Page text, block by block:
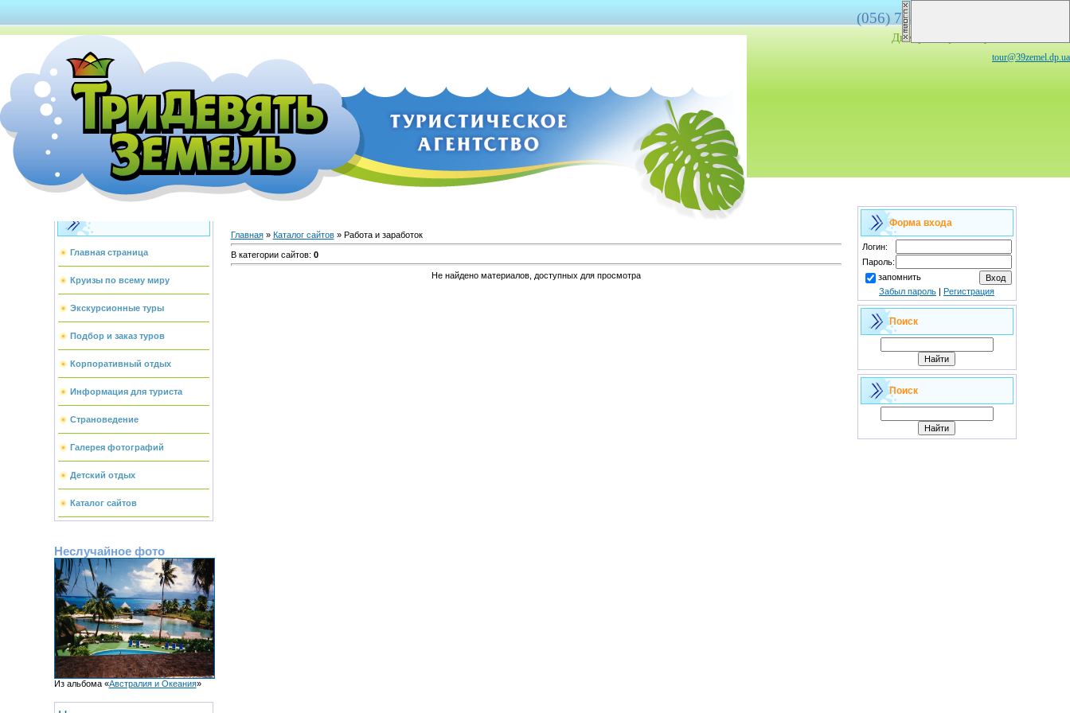
(056) 778-07-17,
Днепропетровск,
tour@39zemel.dp.ua
Главная страница
Круизы по всему миру
Экскурсионные туры
Подбор и заказ туров
Корпоративный отдых
Информация для туриста
Страноведение
Галерея фотографий
Детский отдых
Каталог сайтов
Неслучайное фото
Из альбома «Австралия и Океания»
Главная» Каталог сайтов» Работа и заработок
В категории сайтов: 0
Не найдено материалов, доступных для просмотра
Форма входа
Логин:
Пароль:
запомнить
Забыл пароль | Регистрация
Поиск
Поиск